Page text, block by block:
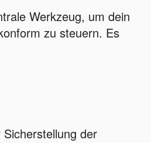
Werkzeug, um dein
zu steuern. Es
der